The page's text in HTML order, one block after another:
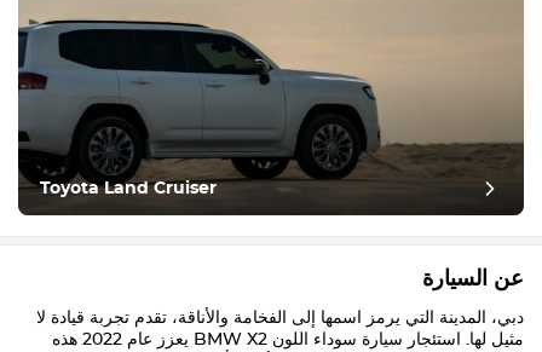
Toyota Land Cruiser
عن السيارة
دبي، المدينة التي يرمز اسمها إلى الفخامة والأناقة، تقدم تجربة قيادة لا
مثيل لها. استئجار سيارة سوداء اللون BMW X2
يعزز عام 2022 هذه